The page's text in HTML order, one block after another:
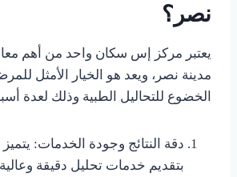
نصر؟
يعتبر مركز إس سكان واحد من أهم
مدينة نصر، ويعد هو الخيار الأمثل
الخضوع للتحاليل الطبية وذلك لعدة
دقة النتائج وجودة الخدمات:
بتقديم خدمات تحليل دقيقة